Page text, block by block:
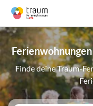
Finde deine Traum-